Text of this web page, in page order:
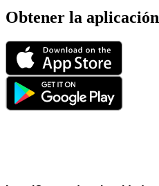
Obtener la aplicación